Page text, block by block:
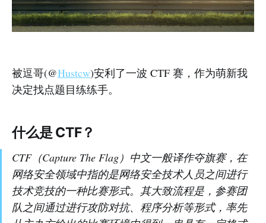
被逗哥(@Hustcw)安利了一波 CTF 赛，作为萌新我
决定找点题目练练手。
什么是 CTF？
CTF（Capture The Flag）中文一般译作夺旗赛，在
网络安全领域中指的是网络安全技术人员之间进行
技术竞技的一种比赛形式。其大致流程是，参赛团
队之间通过进行攻防对抗、程序分析等形式，率先